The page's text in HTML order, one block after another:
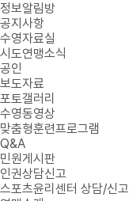
정보알림방
공지사항
수영자료실
시도연맹소식
공인
보도자료
포토갤러리
수영동영상
맞춤형훈련프로그램
Q&A
민원게시판
인권상담신고
스포츠윤리센터 상담/신고